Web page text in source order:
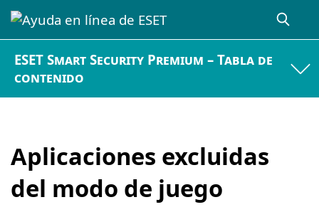
ESET Smart Security Premium – Tabla de
contenido
Aplicaciones excluidas
del modo de juego